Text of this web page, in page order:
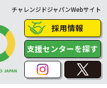
チャレンジドジャパンWebサイト
採用情報
支援センターを探す